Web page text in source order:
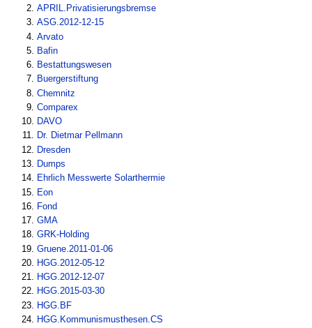
APRIL.Privatisierungsbremse
ASG.2012-12-15
Arvato
Bafin
Bestattungswesen
Buergerstiftung
Chemnitz
Comparex
DAVO
Dr. Dietmar Pellmann
Dresden
Dumps
Ehrlich Messwerte Solarthermie
Eon
Fond
GMA
GRK-Holding
Gruene.2011-01-06
HGG.2012-05-12
HGG.2012-12-07
HGG.2015-03-30
HGG.BF
HGG.Kommunismusthesen.CS